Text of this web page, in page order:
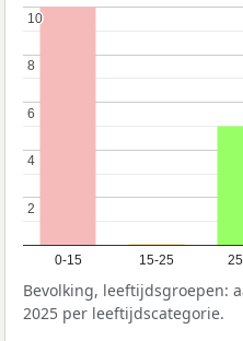
0-15 15-25
2
2
4
4
6
6
8
8
10
10
Bevolking, leeftijdsgroepen:
2025 per leeftijdscategorie.